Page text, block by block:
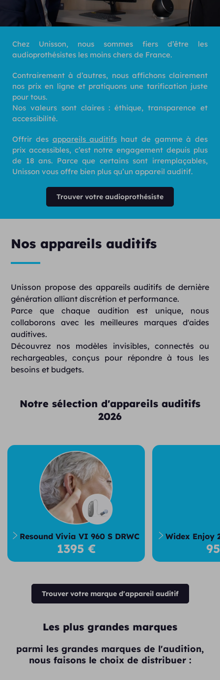
Chez Unisson, nous sommes fiers d’être les
audioprothésistes les moins chers de France.
Contrairement à d’autres, nous affichons clairement
nos prix en ligne et pratiquons une tarification juste
pour tous.
Nos valeurs sont claires : éthique, transparence et
accessibilité.
Offrir des appareils auditifs haut de gamme à des
prix accessibles, c’est notre engagement depuis plus
de 18 ans. Parce que certains sont irremplaçables,
Unisson vous offre bien plus qu’un appareil auditif.
Trouver votre audioprothésiste
Nos appareils auditifs
Unisson propose des appareils auditifs de dernière
génération alliant discrétion et performance.
Parce que chaque audition est unique, nous
collaborons avec les meilleures marques d'aides
auditives.
Découvrez nos modèles invisibles, connectés ou
rechargeables, conçus pour répondre à tous les
besoins et budgets.
Notre sélection d'appareils auditifs
2026
Resound Vivia VI 960 S DRWC
1395 €
Widex Enjoy
Trouver votre marque d'appareil auditif
Les plus grandes marques
parmi les grandes marques de l'audition,
nous faisons le choix de distribuer :